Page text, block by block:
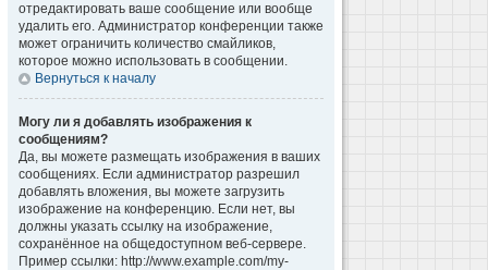
отредактировать ваше сообщение или вообще
удалить его. Администратор конференции также
может ограничить количество смайликов,
которое можно использовать в сообщении.
Вернуться к началу
Могу ли я добавлять изображения к
сообщениям?
Да, вы можете размещать изображения в ваших
сообщениях. Если администратор разрешил
добавлять вложения, вы можете загрузить
изображение на конференцию. Если нет, вы
должны указать ссылку на изображение,
сохранённое на общедоступном веб-сервере.
Пример ссылки: http://www.example.com/my-